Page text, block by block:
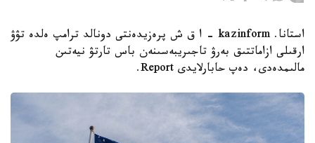
استانا. kazinform - ا ق ش پرەزيدەنتى دونالد ترامپ ەلدە تۋۋ
ارقىلى ازاماتتىق بەرۋ تاجىريبەسىنەن باس تارتۋ نيەتىن
مالىمدەدى، دەپ حابارلايدى Report.